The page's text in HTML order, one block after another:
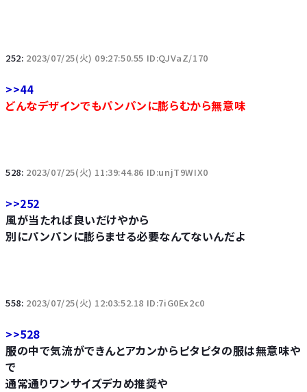
252: 2023/07/25(火) 09:27:50.55 ID:QJVaZ/170
>>44
どんなデザインでもパンパンに膨らむから無意味
528: 2023/07/25(火) 11:39:44.86 ID:unjT9WIX0
>>252
風が当たれば良いだけやから
別にパンパンに膨らませる必要なんてないんだよ
558: 2023/07/25(火) 12:03:52.18 ID:7iG0Ex2c0
>>528
服の中で気流ができんとアカンからピタピタの服は無意味や
で
通常通りワンサイズデカめ推奨や